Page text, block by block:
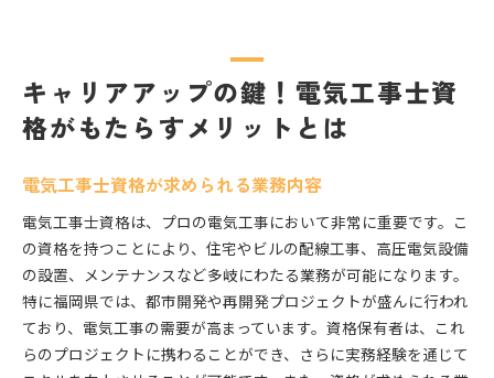
キャリアアップの鍵！電気工事士資
格がもたらすメリットとは
電気工事士資格が求められる業務内容
電気工事士資格は、プロの電気工事において非常に重要です。こ
の資格を持つことにより、住宅やビルの配線工事、高圧電気設備
の設置、メンテナンスなど多岐にわたる業務が可能になります。
特に福岡県では、都市開発や再開発プロジェクトが盛んに行われ
ており、電気工事の需要が高まっています。資格保有者は、これ
らのプロジェクトに携わることができ、さらに実務経験を通じて